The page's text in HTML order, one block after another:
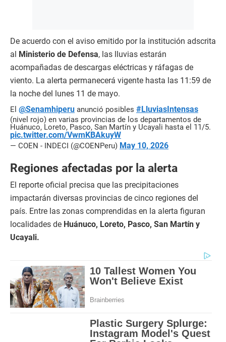
De acuerdo con el aviso emitido por la institución adscrita
al
Ministerio de Defensa, las lluvias estarán
acompañadas de descargas eléctricas y ráfagas de
viento. La alerta permanecerá vigente hasta las 11:59 de
la noche del lunes 11 de mayo.
El @Senamhiperu anunció posibles #LluviasIntensas
(nivel rojo) en varias provincias de los departamentos de
Huánuco, Loreto, Pasco, San Martín y Ucayali hasta el 11/5.
pic.twitter.com/VwmKBAkuyW
— COEN - INDECI (@COENPeru) May 10, 2026
Regiones afectadas por la alerta
El reporte oficial precisa que las precipitaciones
impactarán diversas provincias de cinco regiones del
país. Entre las zonas comprendidas en la alerta figuran
localidades de Huánuco, Loreto, Pasco, San Martín y
Ucayali.